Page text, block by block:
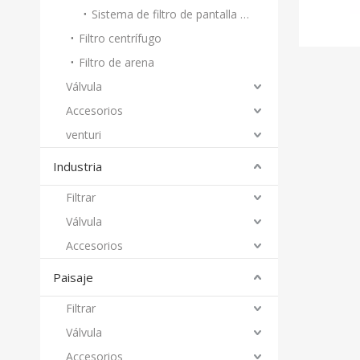
Sistema de filtro de pantalla automático
Filtro centrífugo
Filtro de arena
Válvula
Accesorios
venturi
Industria
Filtrar
Válvula
Accesorios
Paisaje
Filtrar
Válvula
Accesorios